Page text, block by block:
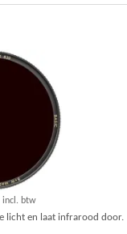
incl. btw
licht en laat infrarood door.